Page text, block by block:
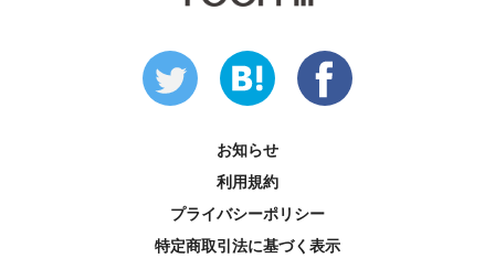
お知らせ
利用規約
プライバシーポリシー
特定商取引法に基づく表示